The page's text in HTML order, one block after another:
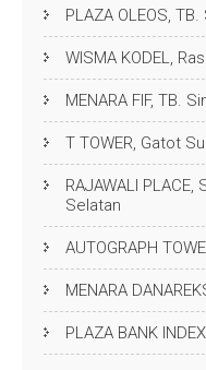
PLAZA OLEOS,
WISMA KODEL,
MENARA FIF, TB.
T TOWER, Gatot
RAJAWALI
Selatan
AUTOGRAPH
MENARA
PLAZA BANK